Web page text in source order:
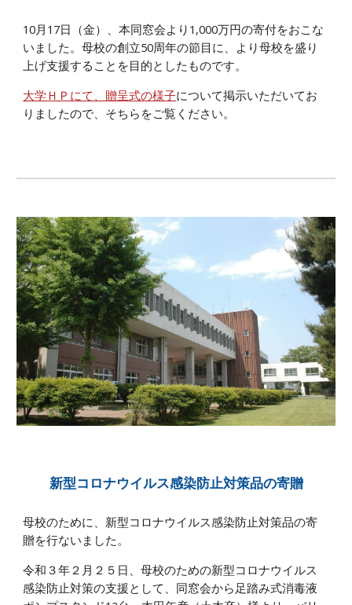
10月17日（金）、本同窓会より1,000万円の寄付をおこな
いました。母校の創立50周年の節目に、より母校を盛り
上げ支援することを目的としたものです。
大学ＨＰにて、贈呈式の様子について掲示いただいてお
りましたので、そちらをご覧ください。
新型コロナウイルス感染防止対策品の寄贈
母校のために、新型コロナウイルス感染防止対策品の寄
贈を行ないました。
令和３年２月２５日、母校のための新型コロナウイルス
感染防止対策の支援として、同窓会から足踏み式消毒液